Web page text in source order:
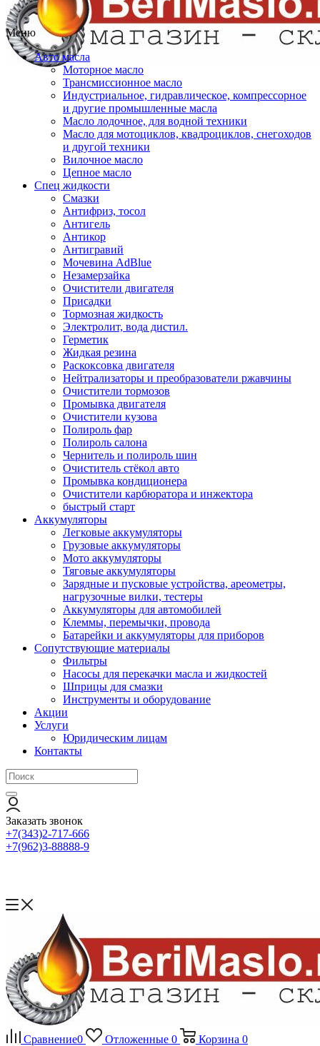
Меню
Авто масла
Моторное масло
Трансмиссионное масло
Индустриальное, гидравлическое, компрессорное
и другие промышленные масла
Масло лодочное, для водной техники
Масло для мотоциклов, квадроциклов, снегоходов
и другой техники
Вилочное масло
Цепное масло
Спец жидкости
Смазки
Антифриз, тосол
Антигель
Антикор
Антигравий
Мочевина AdBlue
Незамерзайка
Очистители двигателя
Присадки
Тормозная жидкость
Электролит, вода дистил.
Герметик
Жидкая резина
Раскоксовка двигателя
Нейтрализаторы и преобразователи ржавчины
Очистители тормозов
Промывка двигателя
Очистители кузова
Полироль фар
Полироль салона
Чернитель и полироль шин
Очиститель стёкол авто
Промывка кондиционера
Очистители карбюратора и инжектора
быстрый старт
Аккумуляторы
Легковые аккумуляторы
Грузовые аккумуляторы
Мото аккумуляторы
Тяговые аккумуляторы
Зарядные и пусковые устройства, ареометры,
нагрузочные вилки, тестеры
Аккумуляторы для автомобилей
Клеммы, перемычки, провода
Батарейки и аккумуляторы для приборов
Сопутствующие материалы
Фильтры
Насосы для перекачки масла и жидкостей
Шприцы для смазки
Инструменты и оборудование
Акции
Услуги
Юридическим лицам
Контакты
Заказать звонок
+7(343)2-717-666
+7(962)3-88888-9
Сравнение0 Отложенные 0 Корзина 0